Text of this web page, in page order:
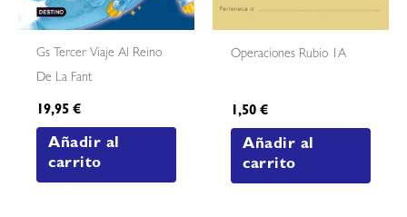
Gs Tercer Viaje Al Reino
De La Fant
19,95€
Añadir al
carrito
Operaciones Rubio 1A
1,50€
Añadir al
carrito